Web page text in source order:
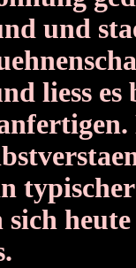
und
liess
sich